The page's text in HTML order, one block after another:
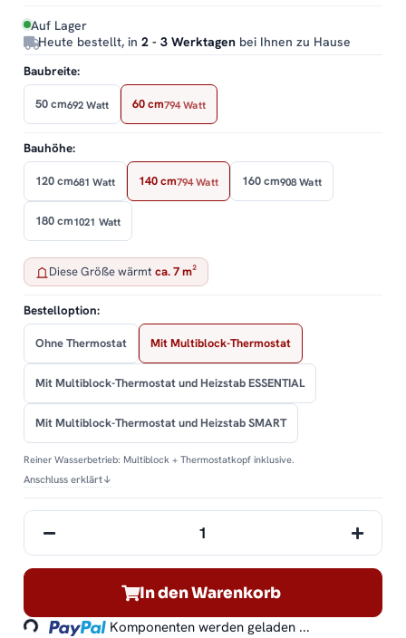
Auf Lager
Heute bestellt, in 2 - 3 Werktagen bei Ihnen zu Hause
Baubreite:
50 cm692 Watt 60 cm794 Watt
Bauhöhe:
120 cm681 Watt 140 cm794 Watt 160 cm908 Watt
180 cm1021 Watt
Diese Größe wärmt ca. 7 m²
Bestelloption:
Ohne Thermostat Mit Multiblock-Thermostat
Mit Multiblock-Thermostat und Heizstab ESSENTIAL
Mit Multiblock-Thermostat und Heizstab SMART
Reiner Wasserbetrieb: Multiblock + Thermostatkopf inklusive.
Anschluss erklärt↓
In den Warenkorb
Loading... Komponenten werden geladen ...